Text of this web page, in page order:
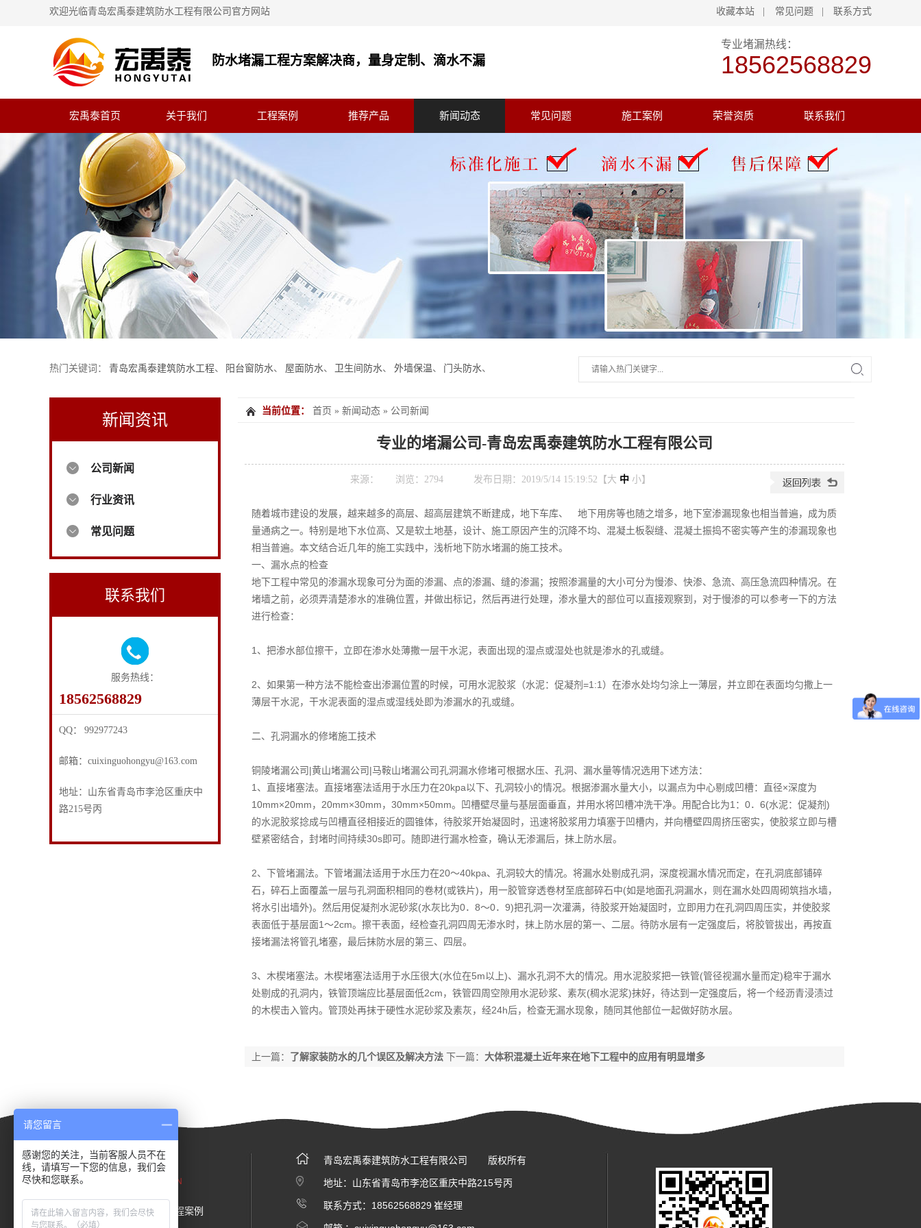
收藏本站 常见问题 联系方式
欢迎光临青岛宏禹泰建筑防水工程有限公司官方网站
防水堵漏工程方案解决商，量身定制、滴水不漏
专业堵漏热线：
18562568829
宏禹泰首页 关于我们 工程案例 推荐产品 新闻动态 常见问题 施工案例 荣誉资质 联系我们
热门关键词： 青岛宏禹泰建筑防水工程、 阳台窗防水、 屋面防水、 卫生间防水、 外墙保温、 门头防水、
新闻资讯
公司新闻
行业资讯
常见问题
联系我们
服务热线：
18562568829
QQ： 992977243
邮箱：cuixinguohongyu@163.com
地址：山东省青岛市李沧区重庆中
路215号丙
当前位置： 首页 » 新闻动态 » 公司新闻
专业的堵漏公司-青岛宏禹泰建筑防水工程有限公司
来源： 浏览： 2794 发布日期：2019/5/14 15:19:52【 大 中 小】
随着城市建设的发展，越来越多的高层、超高层建筑不断建成，地下车库、 地下用房等也随之增多，地下室渗漏现象也相当普遍，成为质
量通病之一。特别是地下水位高、又是软土地基，设计、施工原因产生的沉降不均、混凝土板裂缝、混凝土振捣不密实等产生的渗漏现象也
相当普遍。本文结合近几年的施工实践中，浅析地下防水堵漏的施工技术。
一、漏水点的检查
地下工程中常见的渗漏水现象可分为面的渗漏、点的渗漏、缝的渗漏；按照渗漏量的大小可分为慢渗、快渗、急流、高压急流四种情况。在
堵墙之前，必须弄清楚渗水的准确位置，并做出标记，然后再进行处理，渗水量大的部位可以直接观察到，对于慢渗的可以参考一下的方法
进行检查：
1、把渗水部位擦干，立即在渗水处薄撒一层干水泥，表面出现的湿点或湿处也就是渗水的孔或缝。
2、如果第一种方法不能检查出渗漏位置的时候，可用水泥胶浆（水泥：促凝剂=1:1）在渗水处均匀涂上一薄层，并立即在表面均匀撒上一
薄层干水泥，干水泥表面的湿点或湿线处即为渗漏水的孔或缝。
二、孔洞漏水的修堵施工技术
铜陵堵漏公司|黄山堵漏公司|马鞍山堵漏公司孔洞漏水修堵可根据水压、孔洞、漏水量等情况选用下述方法：
1、直接堵塞法。直接堵塞法适用于水压力在20kpa以下、孔洞较小的情况。根据渗漏水量大小，以漏点为中心剔成凹槽：直径×深度为
10mm×20mm，20mm×30mm，30mm×50mm。凹槽壁尽量与基层面垂直，并用水将凹槽冲洗干净。用配合比为1：0．6(水泥：促凝剂)
的水泥胶浆捻成与凹槽直径相接近的圆锥体，待胶浆开始凝固时，迅速将胶浆用力填塞于凹槽内，并向槽壁四周挤压密实，使胶浆立即与槽
壁紧密结合，封堵时间持续30s即可。随即进行漏水检查，确认无渗漏后，抹上防水层。
2、下管堵漏法。下管堵漏法适用于水压力在20～40kpa、孔洞较大的情况。将漏水处剔成孔洞，深度视漏水情况而定，在孔洞底部铺碎
石，碎石上面覆盖一层与孔洞面积相同的卷材(或铁片)，用一胶管穿透卷材至底部碎石中(如是地面孔洞漏水，则在漏水处四周砌筑挡水墙，
将水引出墙外)。然后用促凝剂水泥砂浆(水灰比为0．8～0．9)把孔洞一次灌满，待胶浆开始凝固时，立即用力在孔洞四周压实，并使胶浆
表面低于基层面1～2cm。擦干表面，经检查孔洞四周无渗水时，抹上防水层的第一、二层。待防水层有一定强度后，将胶管拔出，再按直
接堵漏法将管孔堵塞，最后抹防水层的第三、四层。
3、木楔堵塞法。木楔堵塞法适用于水压很大(水位在5m以上)、漏水孔洞不大的情况。用水泥胶浆把一铁管(管径视漏水量而定)稳牢于漏水
处剔成的孔洞内，铁管顶端应比基层面低2cm，铁管四周空隙用水泥砂浆、素灰(稠水泥浆)抹好，待达到一定强度后，将一个经沥青浸渍过
的木楔击入管内。管顶处再抹于硬性水泥砂浆及素灰，经24h后，检查无漏水现象，随同其他部位一起做好防水层。
上一篇： 了解家装防水的几个误区及解决方法 下一篇： 大体积混凝土近年来在地下工程中的应用有明显增多
网站导航
WEBSITE NAVIGATION
关于我们 工程案例
青岛宏禹泰建筑防水工程有限公司 版权所有
地址：山东省青岛市李沧区重庆中路215号丙
联系方式：18562568829 崔经理
请您留言
感谢您的关注，当前客服人员不在
线，请填写一下您的信息，我们会
尽快和您联系。